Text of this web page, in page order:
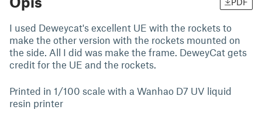
I used Deweycat's excellent UE with the rockets to
make the other version with the rockets mounted on
the side. All I did was make the frame. DeweyCat gets
credit for the UE and the rockets.
Printed in 1/100 scale with a Wanhao D7 UV liquid
resin printer